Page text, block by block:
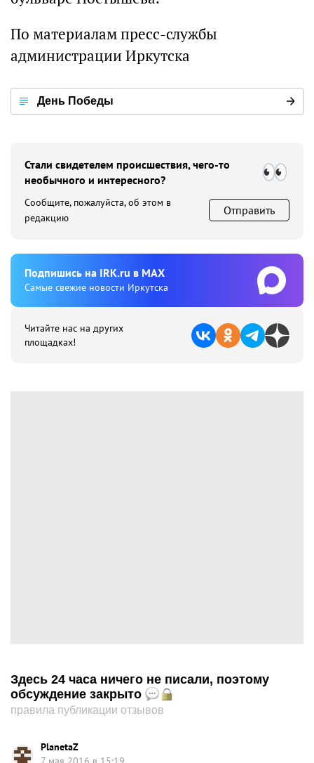
По материалам пресс-службы
администрации Иркутска
День Победы
Стали свидетелем происшествия, чего-то
необычного и интересного?
Сообщите, пожалуйста, об этом в
редакцию
Отправить
Подпишиcь на IRK.ru в MAX
Cамые свежие новости Иркутска
Читайте нас на других
площадках!
Здесь 24 часа ничего не писали, поэтому
обсуждение закрыто
правила публикации отзывов
PlanetaZ